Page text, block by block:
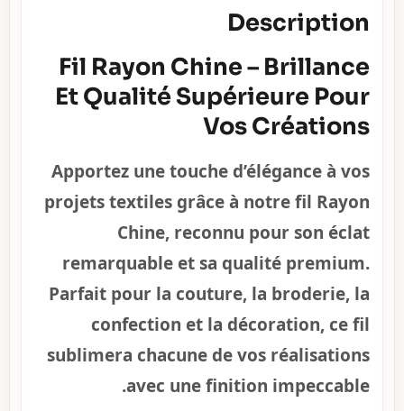
Description
Fil Rayon Chine – Brillance
Et Qualité Supérieure Pour
Vos Créations
Apportez une touche d’élégance à vos
projets textiles grâce à notre fil Rayon
Chine, reconnu pour son éclat
remarquable et sa qualité premium.
Parfait pour la couture, la broderie, la
confection et la décoration, ce fil
sublimera chacune de vos réalisations
avec une finition impeccable.